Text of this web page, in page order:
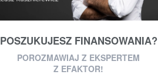
POSZUKUJESZ FINANSOWANIA?
POROZMAWIAJ Z EKSPERTEM
Z EFAKTOR!